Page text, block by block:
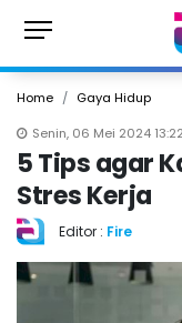
Home
Gaya Hidup
Senin, 06 Mei 2024 13:22
5 Tips agar
Stres Kerja
Editor : Fire